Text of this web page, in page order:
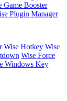
Game Booster
Plugin Manager
Wise Hotkey Wise
Wise Force
Windows Key